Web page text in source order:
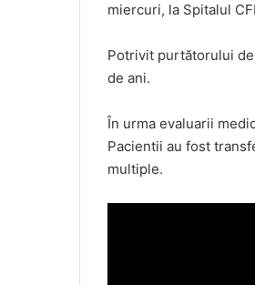
miercuri, la Spitalul
Potrivit purtătorului
de ani.
În urma evaluarii
Pacientii au fost
multiple.